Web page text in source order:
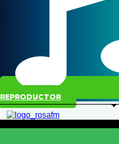
REPRODUCTOR